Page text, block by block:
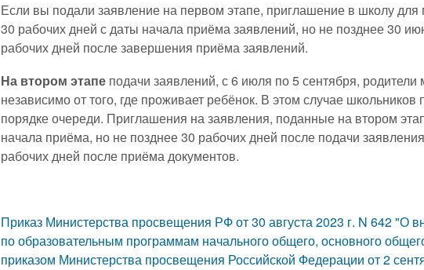
Если вы подали заявление на первом этапе, приглашение в школу
30 рабочих дней с даты начала приёма заявлений, но не позднее 30
рабочих дней после завершения приёма заявлений.
На втором этапеподачи заявлений, с 6 июля по 5 сентября,
независимо от того, где проживает ребёнок. В этом случае
порядке очереди. Приглашения на заявления, поданные на втором
начала приёма, но не позднее 30 рабочих дней после подачи
рабочих дней после приёма документов.
Приказ Министерства просвещения РФ от 30 августа 2023 г. N 642 "О
по образовательным программам начального общего, основного
приказом Министерства просвещения Российской Федерации от 2